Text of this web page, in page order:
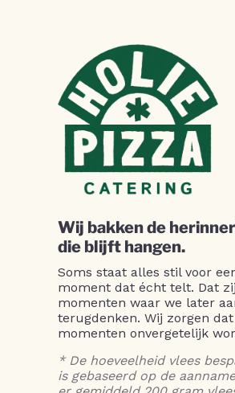
Wij bakken de
die blijft hangen.
Soms staat alles stil voor
moment dat écht telt. Dat
momenten waar we later
terugdenken. Wij zorgen
momenten onvergetelijk
* De hoeveelheid vlees
is gebaseerd op de